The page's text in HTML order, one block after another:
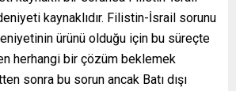
kaynaklıdır. Filistin-İsrail sorunu
ürünü olduğu için bu süreçte
herhangi bir çözüm beklemek
sonra bu sorun ancak Batı dışı